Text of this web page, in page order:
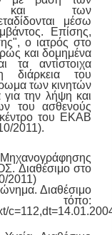
και των
μέσω
Επίσης,
ο ιατρός στο
και δομημένα
τα αντίστοιχα
διάρκεια του
των κινητών
την λήψη και
του ασθενούς
του ΕΚΑΒ
2011).
Διαθέσιμο στο
2011)
Διαθέσιμο
τόπο: